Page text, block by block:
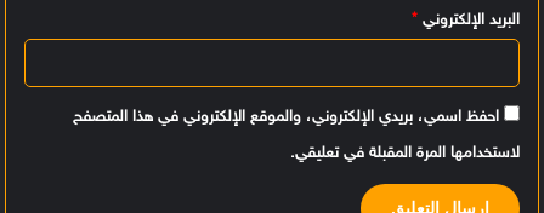
البريد الإلكتروني *
احفظ اسمي، بريدي الإلكتروني، والموقع الإلكتروني في هذا المتصفح
لاستخدامها المرة المقبلة في تعليقي.